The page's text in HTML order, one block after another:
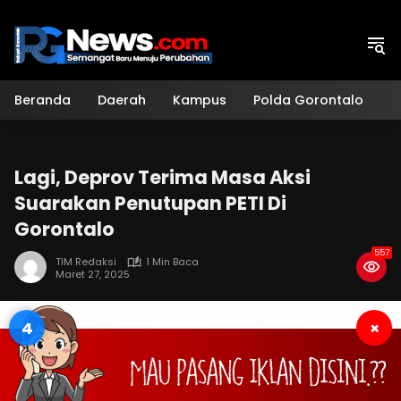
konten
Beranda Daerah Kampus Polda Gorontalo
Lagi, Deprov Terima Masa Aksi
Suarakan Penutupan PETI Di
Gorontalo
TIM Redaksi
1 Min Baca
Maret 27, 2025
557
4 ×